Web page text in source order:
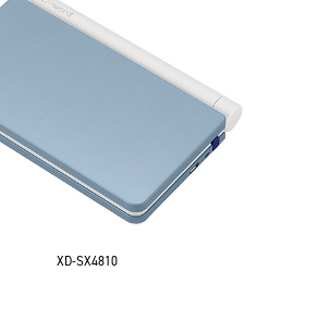
XD-SX4810